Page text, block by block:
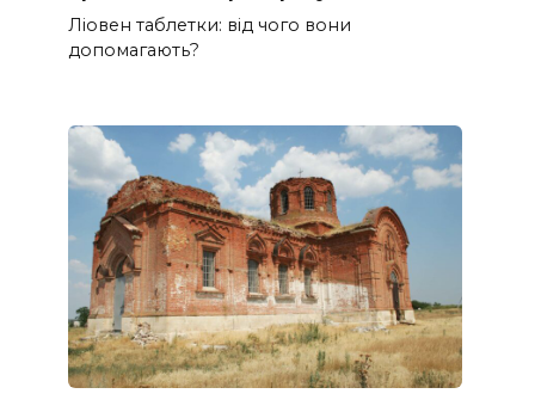
Ліовен таблетки: від чого вони
допомагають?